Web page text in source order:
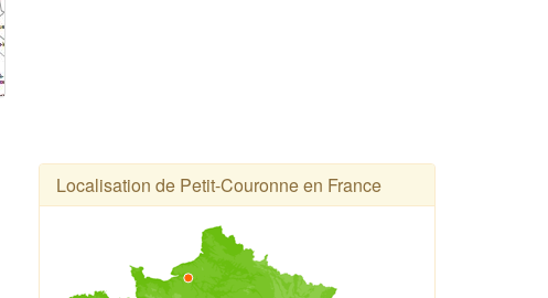
Localisation de Petit-Couronne en France